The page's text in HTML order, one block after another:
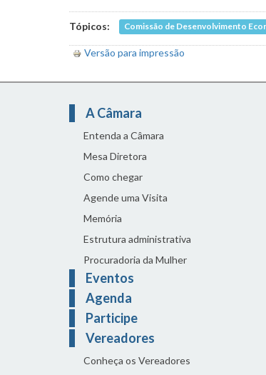
Tópicos: Comissão de Desenvolvimento
Versão para impressão
A Câmara
Entenda a Câmara
Mesa Diretora
Como chegar
Agende uma Visita
Memória
Estrutura administrativa
Procuradoria da Mulher
Eventos
Agenda
Participe
Vereadores
Conheça os Vereadores